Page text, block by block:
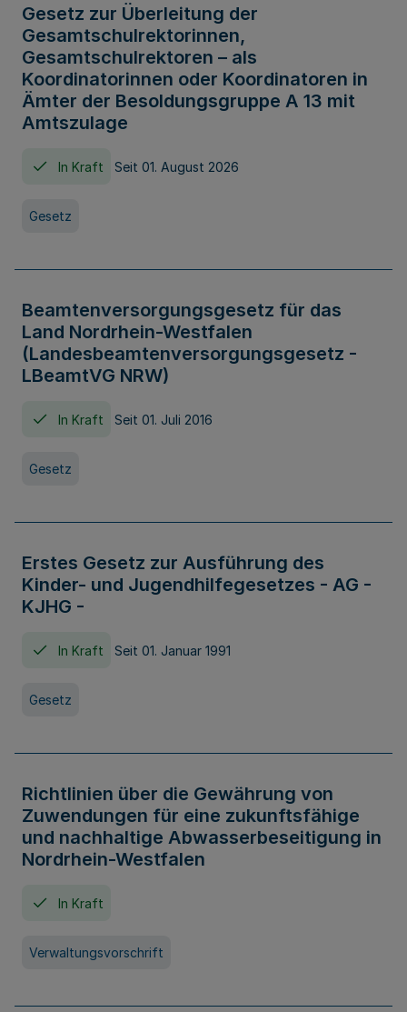
Gesetz zur Überleitung der
Gesamtschulrektorinnen,
Gesamtschulrektoren – als
Koordinatorinnen oder Koordinatoren in
Ämter der Besoldungsgruppe A 13 mit
Amtszulage
In Kraft Seit 01. August 2026
Gesetz
Beamtenversorgungsgesetz für das
Land Nordrhein-Westfalen
(Landesbeamtenversorgungsgesetz -
LBeamtVG NRW)
In Kraft Seit 01. Juli 2016
Gesetz
Erstes Gesetz zur Ausführung des
Kinder- und Jugendhilfegesetzes - AG -
KJHG -
In Kraft Seit 01. Januar 1991
Gesetz
Richtlinien über die Gewährung von
Zuwendungen für eine zukunftsfähige
und nachhaltige Abwasserbeseitigung in
Nordrhein-Westfalen
In Kraft
Verwaltungsvorschrift